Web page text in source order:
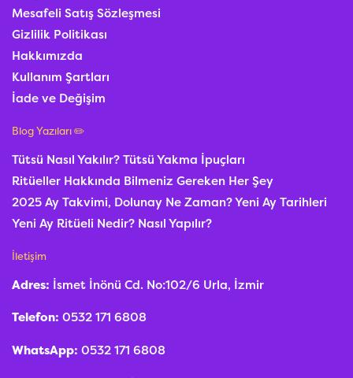
Mesafeli Satış Sözleşmesi
Gizlilik Politikası
Hakkımızda
Kullanım Şartları
İade ve Değişim
Blog Yazıları ✏️
Tütsü Nasıl Yakılır? Tütsü Yakma İpuçları
Ritüeller Hakkında Bilmeniz Gereken Her Şey
2025 Ay Takvimi, Dolunay Ne Zaman? Yeni Ay Tarihleri
Yeni Ay Ritüeli Nedir? Nasıl Yapılır?
İletişim
Adres: İsmet İnönü Cd. No:102/6 Urla, İzmir
Telefon: 0532 171 6808
WhatsApp: 0532 171 6808